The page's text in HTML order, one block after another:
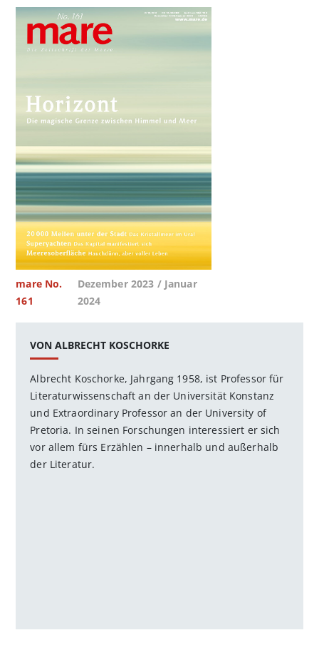
mare No.
161
Dezember 2023 / Januar
2024
VON ALBRECHT KOSCHORKE
Albrecht Koschorke, Jahrgang 1958, ist Professor für
Literaturwissenschaft an der Universität Konstanz
und Extraordinary Professor an der University of
Pretoria. In seinen Forschungen interessiert er sich
vor allem fürs Erzählen – innerhalb und außerhalb
der Literatur.